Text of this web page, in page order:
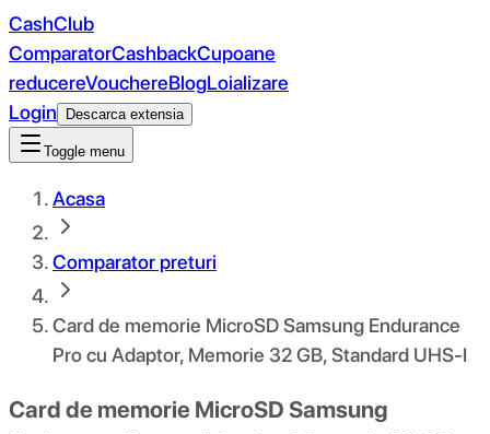
CashClub
ComparatorCashbackCupoane
reducereVouchereBlogLoializare
Login
Descarca extensia
Toggle menu
Acasa
Comparator preturi
Card de memorie MicroSD Samsung Endurance
Pro cu Adaptor, Memorie 32 GB, Standard UHS-I
Card de memorie MicroSD Samsung